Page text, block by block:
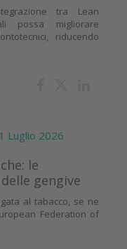
tra Lean
possa migliorare
riducendo
2026
le
gengive
al tabacco, se ne
Federation of